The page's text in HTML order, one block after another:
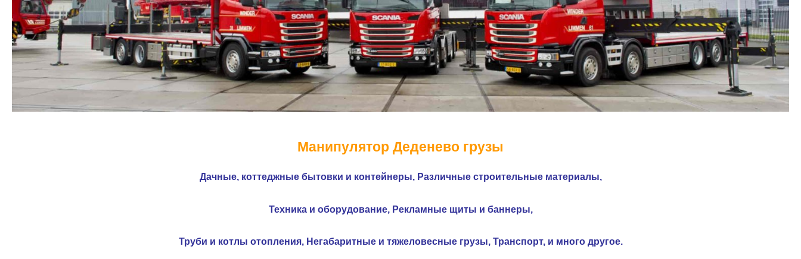
Манипулятор Деденево грузы
Дачные, коттеджные бытовки и контейнеры, Различные строительные материалы,
Техника и оборудование, Рекламные щиты и баннеры,
Труби и котлы отопления, Негабаритные и тяжеловесные грузы, Транспорт, и много другое.